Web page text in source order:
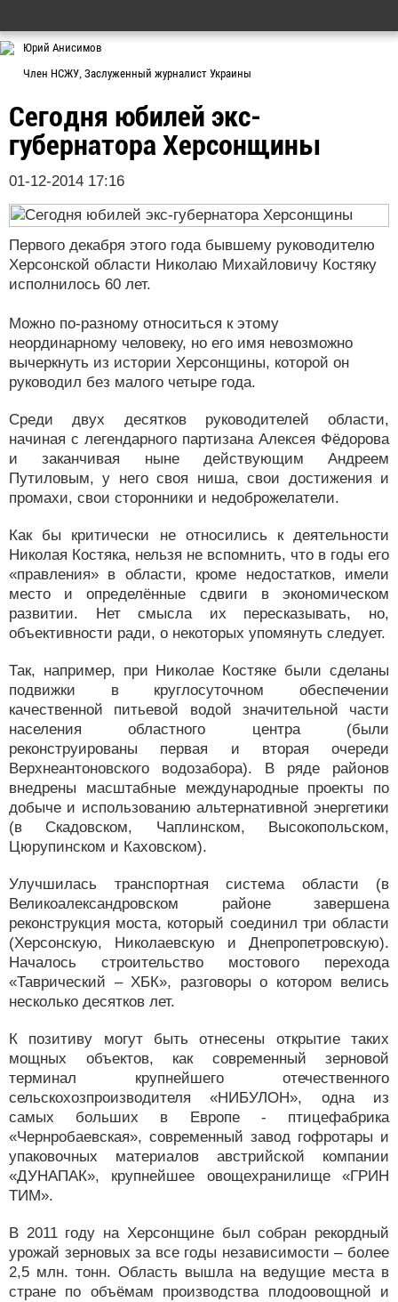
Юрий Анисимов
Член НСЖУ, Заслуженный журналист Украины
Сегодня юбилей экс-
губернатора Херсонщины
01-12-2014 17:16
Первого декабря этого года бывшему руководителю
Херсонской области Николаю Михайловичу Костяку
исполнилось 60 лет.
Можно по-разному относиться к этому
неординарному человеку, но его имя невозможно
вычеркнуть из истории Херсонщины, которой он
руководил без малого четыре года.
Среди двух десятков руководителей области,
начиная с легендарного партизана Алексея Фёдорова
и заканчивая ныне действующим Андреем
Путиловым, у него своя ниша, свои достижения и
промахи, свои сторонники и недоброжелатели.
Как бы критически не относились к деятельности
Николая Костяка, нельзя не вспомнить, что в годы его
«правления» в области, кроме недостатков, имели
место и определённые сдвиги в экономическом
развитии. Нет смысла их пересказывать, но,
объективности ради, о некоторых упомянуть следует.
Так, например, при Николае Костяке были сделаны
подвижки в круглосуточном обеспечении
качественной питьевой водой значительной части
населения областного центра (были
реконструированы первая и вторая очереди
Верхнеантоновского водозабора). В ряде районов
внедрены масштабные международные проекты по
добыче и использованию альтернативной энергетики
(в Скадовском, Чаплинском, Высокопольском,
Цюрупинском и Каховском).
Улучшилась транспортная система области (в
Великоалександровском районе завершена
реконструкция моста, который соединил три области
(Херсонскую, Николаевскую и Днепропетровскую).
Началось строительство мостового перехода
«Таврический – ХБК», разговоры о котором велись
несколько десятков лет.
К позитиву могут быть отнесены открытие таких
мощных объектов, как современный зерновой
терминал крупнейшего отечественного
сельскохозпроизводителя «НИБУЛОН», одна из
самых больших в Европе - птицефабрика
«Чернробаевская», современный завод гофротары и
упаковочных материалов австрийской компании
«ДУНАПАК», крупнейшее овощехранилище «ГРИН
ТИМ».
В 2011 году на Херсонщине был собран рекордный
урожай зерновых за все годы независимости – более
2,5 млн. тонн. Область вышла на ведущие места в
стране по объёмам производства плодоовощной и